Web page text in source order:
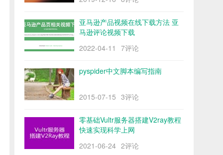
亚马逊产品视频在线下载方法 亚
马逊评论视频下载
2022-04-11
7评论
pyspider中文脚本编写指南
2015-07-15 3评论
零基础Vultr服务器搭建V2ray教程
快速实现科学上网
2021-06-24 2评论